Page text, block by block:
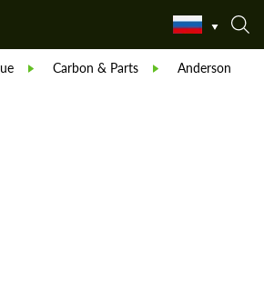
Carbon & Parts Anderson